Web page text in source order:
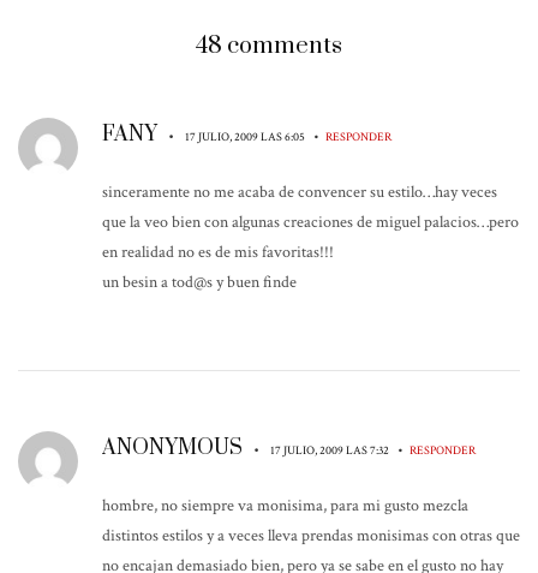
48 comments
FANY • 17 JULIO, 2009 LAS 6:05 • RESPONDER
sinceramente no me acaba de convencer su estilo…hay veces
que la veo bien con algunas creaciones de miguel palacios…pero
en realidad no es de mis favoritas!!!
un besin a tod@s y buen finde
ANONYMOUS • 17 JULIO, 2009 LAS 7:32 • RESPONDER
hombre, no siempre va monisima, para mi gusto mezcla
distintos estilos y a veces lleva prendas monisimas con otras que
no encajan demasiado bien, pero ya se sabe en el gusto no hay